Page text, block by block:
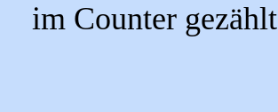
im Counter